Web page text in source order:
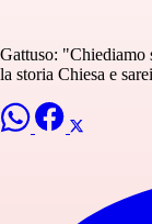
Gattuso: "Chiediamo
la storia Chiesa e